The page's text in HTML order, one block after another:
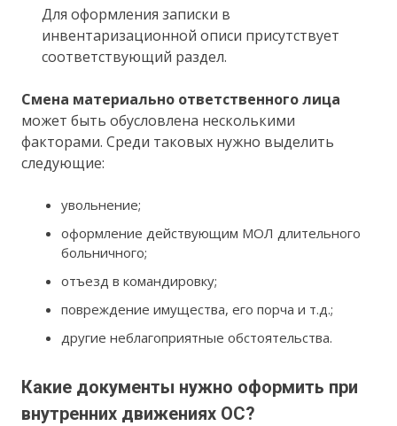
Для оформления записки в
инвентаризационной описи присутствует
соответствующий раздел.
Смена материально ответственного лица
может быть обусловлена несколькими
факторами. Среди таковых нужно выделить
следующие:
увольнение;
оформление действующим МОЛ длительного
больничного;
отъезд в командировку;
повреждение имущества, его порча и т.д.;
другие неблагоприятные обстоятельства.
Какие документы нужно оформить при
внутренних движениях ОС?